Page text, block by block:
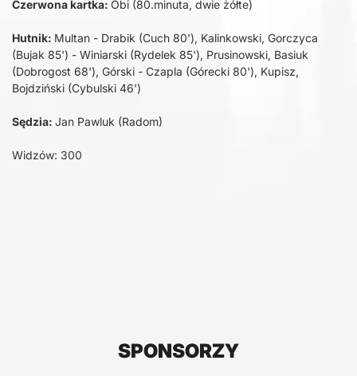
Czerwona kartka: Obi (80.minuta, dwie żółte)
Hutnik: Multan - Drabik (Cuch 80'), Kalinkowski, Gorczyca
(Bujak 85') - Winiarski (Rydelek 85'), Prusinowski, Basiuk
(Dobrogost 68'), Górski - Czapla (Górecki 80'), Kupisz,
Bojdziński (Cybulski 46')
Sędzia: Jan Pawluk (Radom)
Widzów: 300
SPONSORZY